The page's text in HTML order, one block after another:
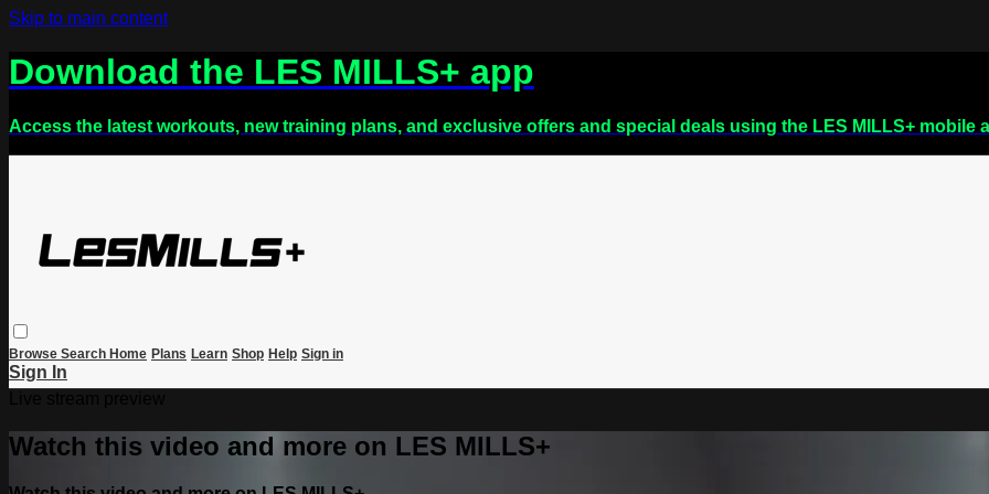
Skip to main content
Download the LES MILLS+ app
Access the latest workouts, new training plans, and exclusive offers and special deals using the LES MILLS+ mobile
Browse Search Home Plans Learn Shop Help Sign in
Sign In
Watch this video and more on LES MILLS+